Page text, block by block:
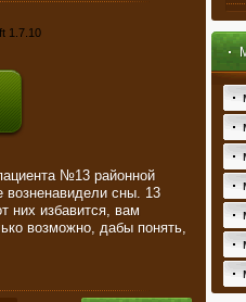
№13 районной
возненавидели сны. 13
них избавится, вам
возможно, дабы понять,